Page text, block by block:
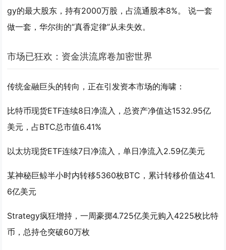
gy的最大股东，持有2000万股，占流通股本8%。 说一套
做一套，华尔街的“真香定律”从未失效。
市场已狂欢：资金洪流席卷加密世界
传统金融巨头的转向，正在引发资本市场的海啸：
比特币现货ETF连续8日净流入，总资产净值达1532.95亿
美元，占BTC总市值6.41%
以太坊现货ETF连续7日净流入，单日净流入2.59亿美元
某神秘巨鲸半小时内转移5360枚BTC，累计转移价值达41.
6亿美元
Strategy疯狂增持，一周豪掷4.725亿美元购入4225枚比特
币，总持仓突破60万枚